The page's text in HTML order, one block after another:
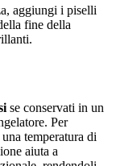
aggiungi i piselli
fine della
se conservati in un
Per
temperatura di
aiuta a